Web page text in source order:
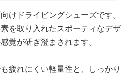
けドライビングシューズです。
を取り入れたスポーティなデザ
覚が研ぎ澄まされます。
疲れにくい軽量性と、しっかり